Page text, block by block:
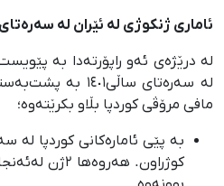
ئاماری ژنکوژی لە ئێران لە سەرەتای
لە درێژەی ئەو راپۆرتەدا بە پێویست
لە سەرەتای
مافی مرۆڤی کوردپا بڵاو بکرێتەوە؛
کوژراون.